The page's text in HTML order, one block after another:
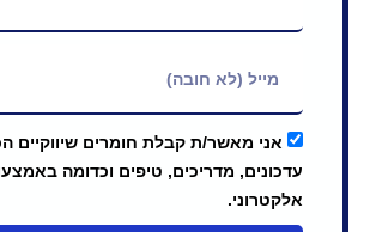
ת קבלת חומרים שיווקיים הכוללים
טיפים וכדומה באמצעות דואר